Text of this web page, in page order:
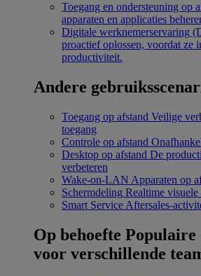
Toegang en ondersteuning op
apparaten en applicaties
Digitale werknemerservaring
proactief oplossen, voordat ze
productiviteit.
Andere
Toegang op afstand Veilige
toegang
Controle op afstand
Desktop op afstand De
verbeteren
Wake-on-LAN Apparaten op
Schermdeling Realtime
Smart Service Aftersales-
Op behoefte Populaire
voor verschillende